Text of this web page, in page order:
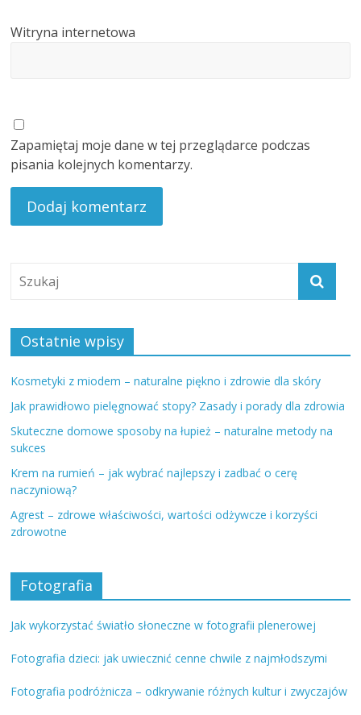
Witryna internetowa
Zapamiętaj moje dane w tej przeglądarce podczas
pisania kolejnych komentarzy.
Ostatnie wpisy
Kosmetyki z miodem – naturalne piękno i zdrowie dla skóry
Jak prawidłowo pielęgnować stopy? Zasady i porady dla zdrowia
Skuteczne domowe sposoby na łupież – naturalne metody na
sukces
Krem na rumień – jak wybrać najlepszy i zadbać o cerę
naczyniową?
Agrest – zdrowe właściwości, wartości odżywcze i korzyści
zdrowotne
Fotografia
Jak wykorzystać światło słoneczne w fotografii plenerowej
Fotografia dzieci: jak uwiecznić cenne chwile z najmłodszymi
Fotografia podróżnicza – odkrywanie różnych kultur i zwyczajów